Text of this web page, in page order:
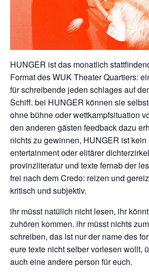
HUNGER ist das monatlich
Format des WUK Theater Quartiers:
für schreibende jeden schlages auf
Schiff. bei HUNGER können sie
ohne bühne oder wettkampfsituation
den anderen gästen feedback dazu
nichts zu gewinnen, HUNGER ist kein
entertainment oder elitärer
provinzliteratur und texte fernab der
frei nach dem Credo: reizen und
kritisch und subjektiv.
ihr müsst natülich nicht lesen, ihr
zuhören kommen. ihr müsst nichts
schreiben, das ist nur der name des
eure texte nicht selber vorlesen wollt,
auch eine andere person für euch.